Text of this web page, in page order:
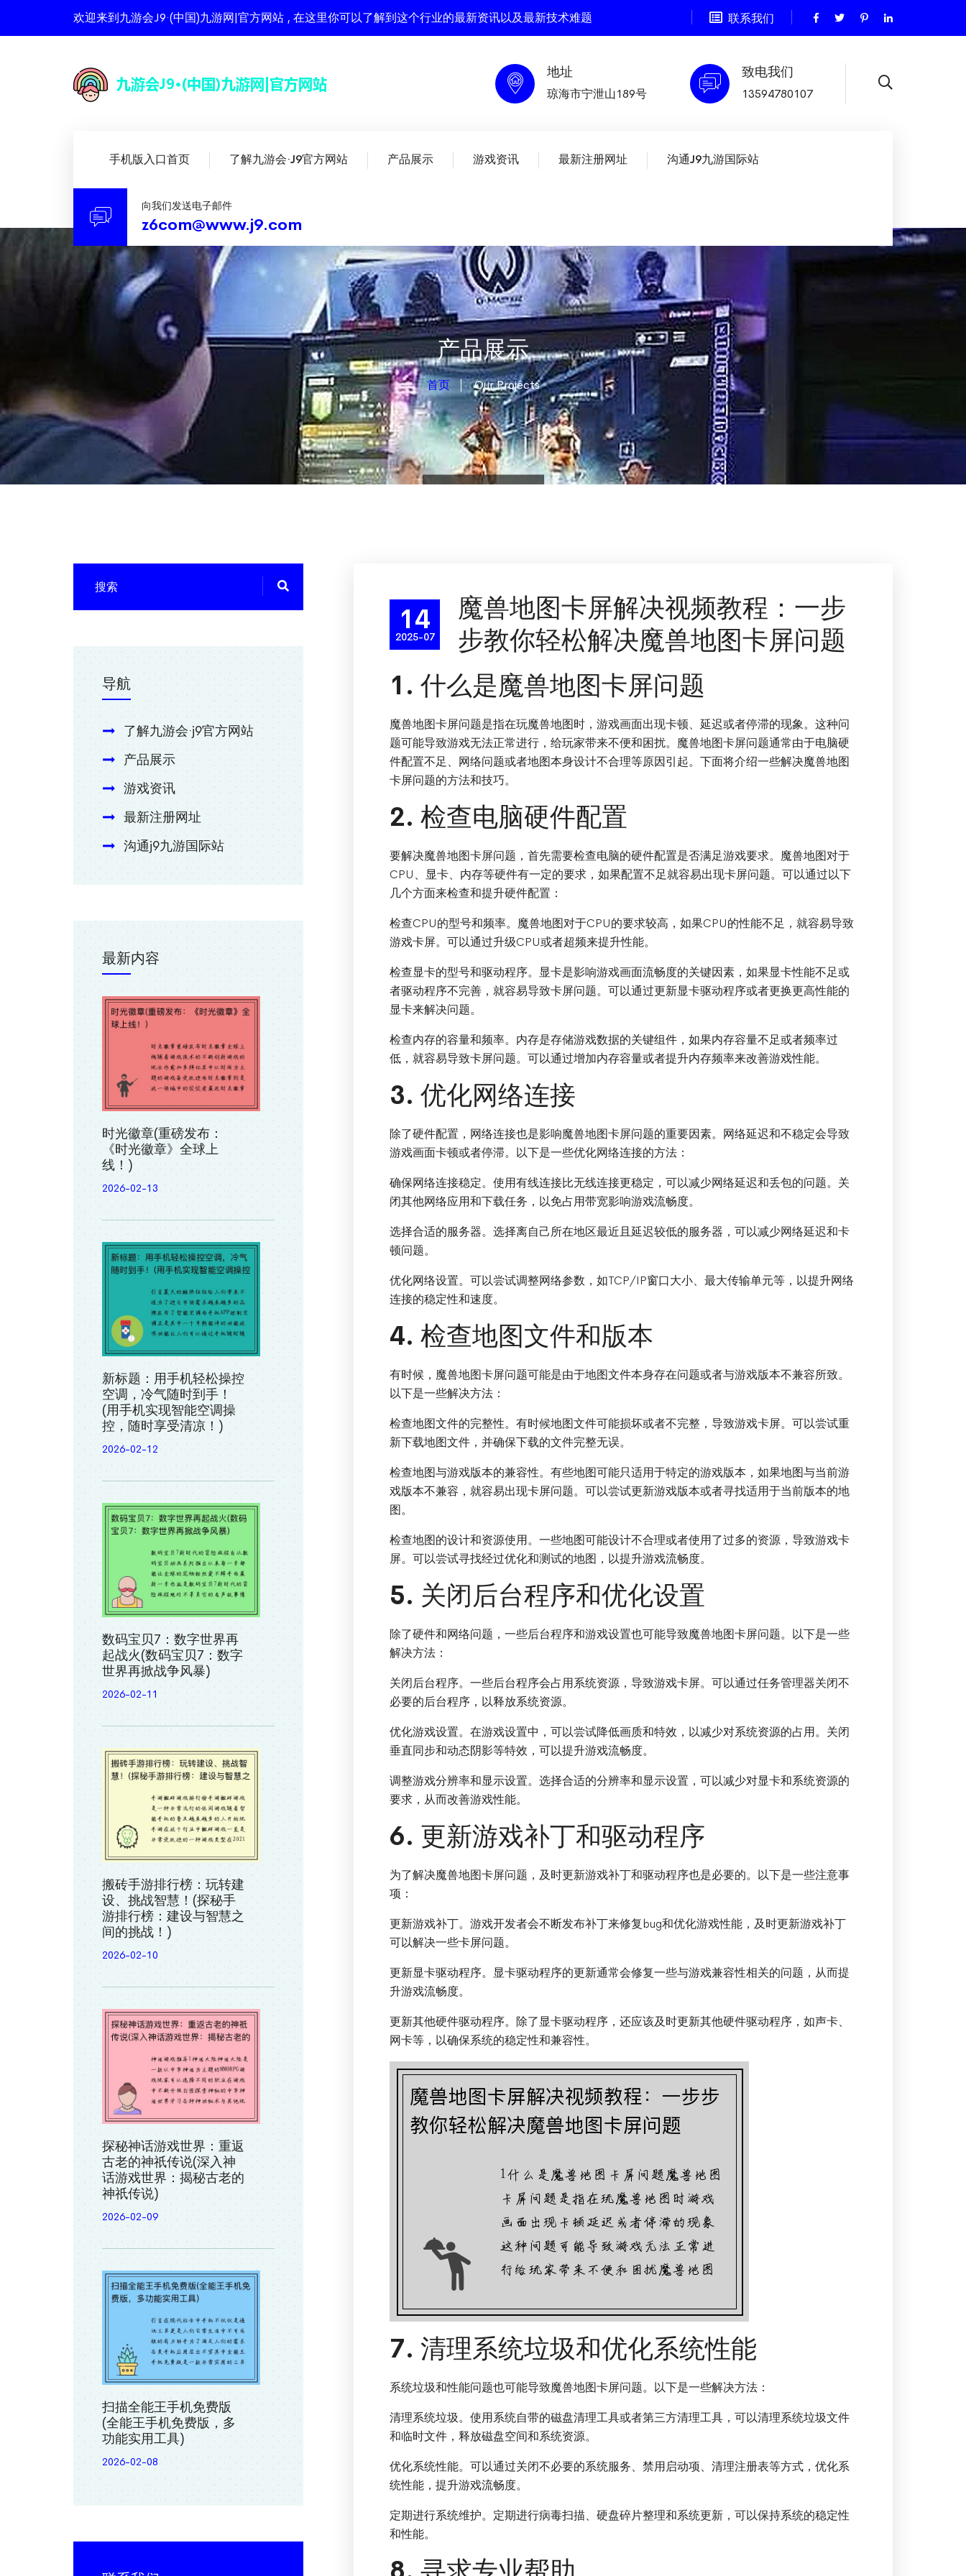
欢迎来到九游会J9·(中国)九游网|官方网站 , 在这里你可以了解到这个行业的最新资讯以及最新技术难题 联系我们
地址
琼海市宁泄山189号
致电我们
13594780107
手机版入口首页 了解九游会·J9官方网站 产品展示 游戏资讯 最新注册网址 沟通J9九游国际站
向我们发送电子邮件
z6com@www.j9.com
产品展示
首页 Our Projects
14
2025-07
魔兽地图卡屏解决视频教程：一步
步教你轻松解决魔兽地图卡屏问题
1. 什么是魔兽地图卡屏问题
魔兽地图卡屏问题是指在玩魔兽地图时，游戏画面出现卡顿、延迟或者停滞的现象。这种问
题可能导致游戏无法正常进行，给玩家带来不便和困扰。魔兽地图卡屏问题通常由于电脑硬
件配置不足、网络问题或者地图本身设计不合理等原因引起。下面将介绍一些解决魔兽地图
卡屏问题的方法和技巧。
2. 检查电脑硬件配置
要解决魔兽地图卡屏问题，首先需要检查电脑的硬件配置是否满足游戏要求。魔兽地图对于
CPU、显卡、内存等硬件有一定的要求，如果配置不足就容易出现卡屏问题。可以通过以下
几个方面来检查和提升硬件配置：
检查CPU的型号和频率。魔兽地图对于CPU的要求较高，如果CPU的性能不足，就容易导致
游戏卡屏。可以通过升级CPU或者超频来提升性能。
检查显卡的型号和驱动程序。显卡是影响游戏画面流畅度的关键因素，如果显卡性能不足或
者驱动程序不完善，就容易导致卡屏问题。可以通过更新显卡驱动程序或者更换更高性能的
显卡来解决问题。
检查内存的容量和频率。内存是存储游戏数据的关键组件，如果内存容量不足或者频率过
低，就容易导致卡屏问题。可以通过增加内存容量或者提升内存频率来改善游戏性能。
3. 优化网络连接
除了硬件配置，网络连接也是影响魔兽地图卡屏问题的重要因素。网络延迟和不稳定会导致
游戏画面卡顿或者停滞。以下是一些优化网络连接的方法：
确保网络连接稳定。使用有线连接比无线连接更稳定，可以减少网络延迟和丢包的问题。关
闭其他网络应用和下载任务，以免占用带宽影响游戏流畅度。
选择合适的服务器。选择离自己所在地区最近且延迟较低的服务器，可以减少网络延迟和卡
顿问题。
优化网络设置。可以尝试调整网络参数，如TCP/IP窗口大小、最大传输单元等，以提升网络
连接的稳定性和速度。
4. 检查地图文件和版本
有时候，魔兽地图卡屏问题可能是由于地图文件本身存在问题或者与游戏版本不兼容所致。
以下是一些解决方法：
检查地图文件的完整性。有时候地图文件可能损坏或者不完整，导致游戏卡屏。可以尝试重
新下载地图文件，并确保下载的文件完整无误。
检查地图与游戏版本的兼容性。有些地图可能只适用于特定的游戏版本，如果地图与当前游
戏版本不兼容，就容易出现卡屏问题。可以尝试更新游戏版本或者寻找适用于当前版本的地
图。
检查地图的设计和资源使用。一些地图可能设计不合理或者使用了过多的资源，导致游戏卡
屏。可以尝试寻找经过优化和测试的地图，以提升游戏流畅度。
5. 关闭后台程序和优化设置
除了硬件和网络问题，一些后台程序和游戏设置也可能导致魔兽地图卡屏问题。以下是一些
解决方法：
关闭后台程序。一些后台程序会占用系统资源，导致游戏卡屏。可以通过任务管理器关闭不
必要的后台程序，以释放系统资源。
优化游戏设置。在游戏设置中，可以尝试降低画质和特效，以减少对系统资源的占用。关闭
垂直同步和动态阴影等特效，可以提升游戏流畅度。
调整游戏分辨率和显示设置。选择合适的分辨率和显示设置，可以减少对显卡和系统资源的
要求，从而改善游戏性能。
6. 更新游戏补丁和驱动程序
为了解决魔兽地图卡屏问题，及时更新游戏补丁和驱动程序也是必要的。以下是一些注意事
项：
更新游戏补丁。游戏开发者会不断发布补丁来修复bug和优化游戏性能，及时更新游戏补丁
可以解决一些卡屏问题。
更新显卡驱动程序。显卡驱动程序的更新通常会修复一些与游戏兼容性相关的问题，从而提
升游戏流畅度。
更新其他硬件驱动程序。除了显卡驱动程序，还应该及时更新其他硬件驱动程序，如声卡、
网卡等，以确保系统的稳定性和兼容性。
7. 清理系统垃圾和优化系统性能
系统垃圾和性能问题也可能导致魔兽地图卡屏问题。以下是一些解决方法：
清理系统垃圾。使用系统自带的磁盘清理工具或者第三方清理工具，可以清理系统垃圾文件
和临时文件，释放磁盘空间和系统资源。
优化系统性能。可以通过关闭不必要的系统服务、禁用启动项、清理注册表等方式，优化系
统性能，提升游戏流畅度。
定期进行系统维护。定期进行病毒扫描、硬盘碎片整理和系统更新，可以保持系统的稳定性
和性能。
导航
了解九游会·j9官方网站
产品展示
游戏资讯
最新注册网址
沟通j9九游国际站
最新内容
时光徽章(重磅发布：
《时光徽章》全球上
线！)
2026-02-13
新标题：用手机轻松操控
空调，冷气随时到手！
(用手机实现智能空调操
控，随时享受清凉！)
2026-02-12
数码宝贝7：数字世界再
起战火(数码宝贝7：数字
世界再掀战争风暴)
2026-02-11
搬砖手游排行榜：玩转建
设、挑战智慧！(探秘手
游排行榜：建设与智慧之
间的挑战！)
2026-02-10
探秘神话游戏世界：重返
古老的神祇传说(深入神
话游戏世界：揭秘古老的
神祇传说)
2026-02-09
扫描全能王手机免费版
(全能王手机免费版，多
功能实用工具)
2026-02-08